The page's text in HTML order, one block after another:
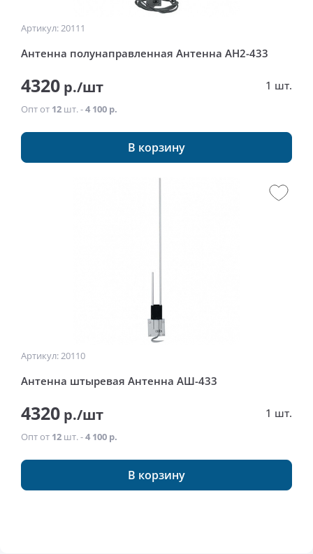
Артикул: 20111
Антенна полунаправленная Антенна АН2-433
4320 р./шт 1 шт.
Опт от 12 шт. -4 100 р.
В корзину
Артикул: 20110
Антенна штыревая Антенна АШ-433
4320 р./шт 1 шт.
Опт от 12 шт. -4 100 р.
В корзину